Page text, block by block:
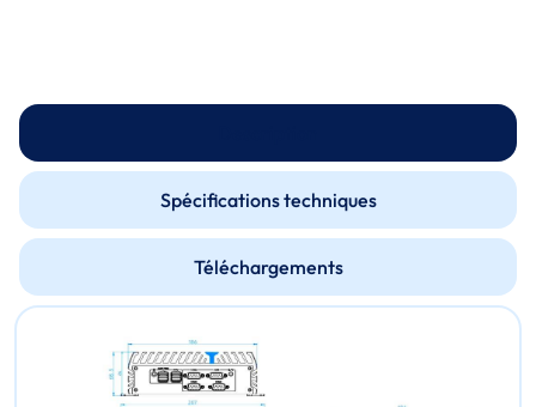
Spécifications techniques
Téléchargements